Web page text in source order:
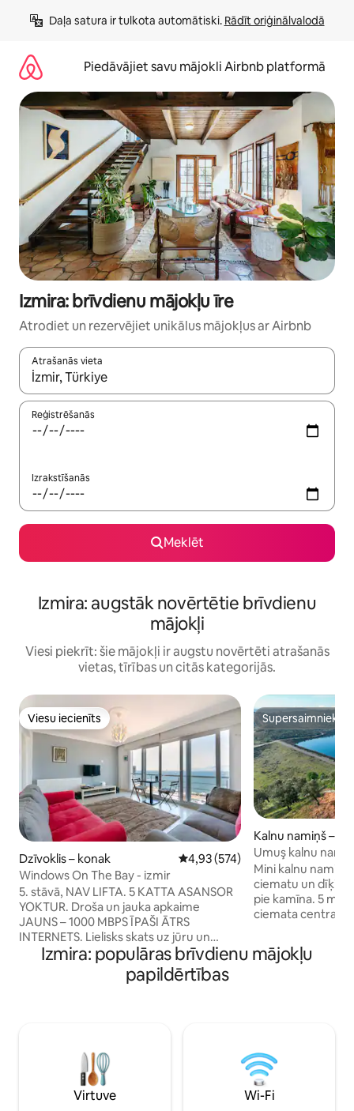
saturu
Daļa satura ir tulkota automātiski. Rādīt oriģinālvalodā
Piedāvājiet savu mājokli Airbnb platformā
Izmira: brīvdienu mājokļu īre
Atrodiet un rezervējiet unikālus mājokļus ar Airbnb
Atrašanās vieta
Kad rezultāti kļūs pieejami, izmantojiet bultiņu uz augšu un
Reģistrēšanās
Izrakstīšanās
Meklēt
Izmira: augstāk novērtētie brīvdienu
mājokļi
Viesi piekrīt: šie mājokļi ir augstu novērtēti atrašanās
vietas, tīrības un citās kategorijās.
Viesu iecienīts
Viesu iecienīts
Dzīvoklis – konak Vidējais vērtējums: 4,93 no 5,
4,93 (574)
Windows On The Bay - izmir
5. stāvā, NAV LIFTA. 5 KATTA ASANSOR
YOKTUR. Droša un jauka apkaime
JAUNS – 1000 MBPS ĪPAŠI ĀTRS
INTERNETS. Lielisks skats uz jūru un
piekrastes bulvāri Netflix (tikai lietotne),
Spotify un YouTube viedtelevizorā Tikai
5 minūšu gājiena attālumā no vēsturiskā
5 minūšu attālumā no tramvaja pieturas
(5 minūtes līdz Konak – 15 minūtes līdz
galvenajai pilsētas centram Alsancak)
Vecā ēka un atjaunots dzīvoklis
Supersaimnieks
Supersaimnieks
Kalnu namiņš –
Umuş kalnu
Mini kalnu namiņš
ciematu un dīķi,
pie kamīna. 5
ciemata centra.
krasta
piemēram,
ciemata tirgu.
dārzā ir 2 kaķi,
mūsu mājā.
Izmira: populāras brīvdienu mājokļu
papildērtības
Virtuve Wi-Fi